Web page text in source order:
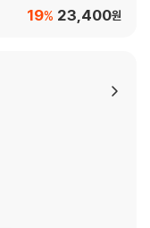
반품/교환이 불가합니
상 차이가 나는 경우도
을 위해 개봉 시의 동영
트 파머) - Playboys
23,400원
19%